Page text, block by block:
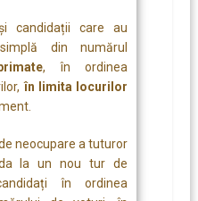
candidații care au
din numărul
, în ordinea
în limita locurilor
neocupare a tuturor
la un nou tur de
în ordinea